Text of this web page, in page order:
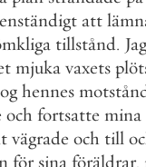
enständigt att
tillstånd. Jag
mjuka vaxets
hennes
och fortsatte mina
vägrade och till
för sina föräldrar,